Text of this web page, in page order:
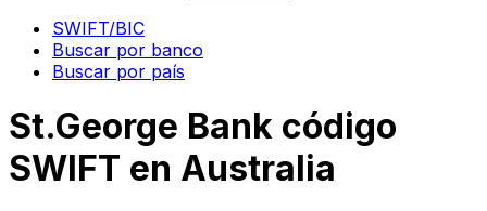
SWIFT/BIC
Buscar por banco
Buscar por país
St.George Bank código
SWIFT en Australia